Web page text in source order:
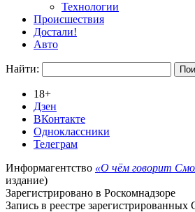
Технологии
Происшествия
Достали!
Авто
Найти:
18+
Дзен
ВКонтакте
Одноклассники
Телеграм
Информагентство «О чём говорит
издание)
Зарегистрировано в Роскомнадзоре
Запись в реестре